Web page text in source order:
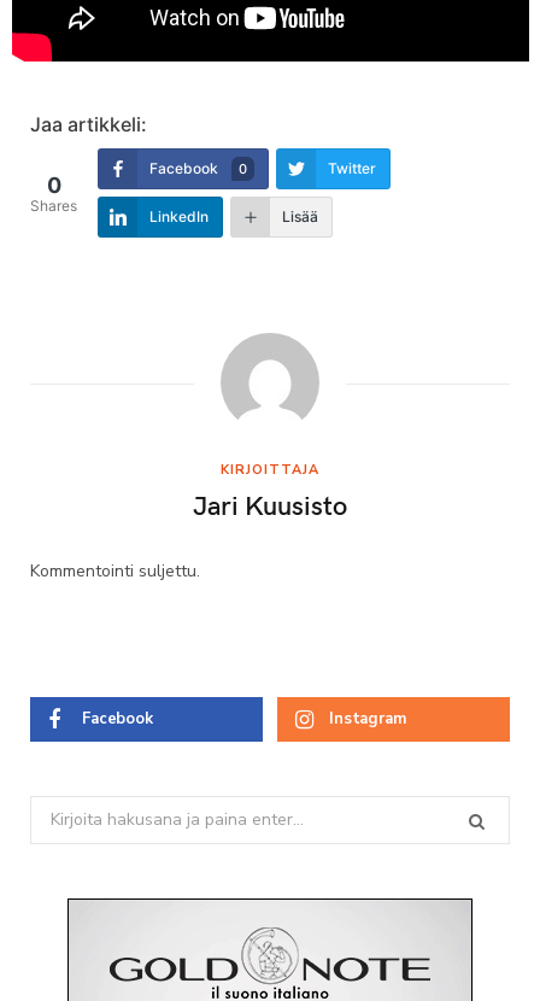
Jaa artikkeli:
0
Shares
Facebook 0 Twitter
LinkedIn Lisää
KIRJOITTAJA
Jari Kuusisto
Kommentointi suljettu.
Facebook Instagram
Search
for: